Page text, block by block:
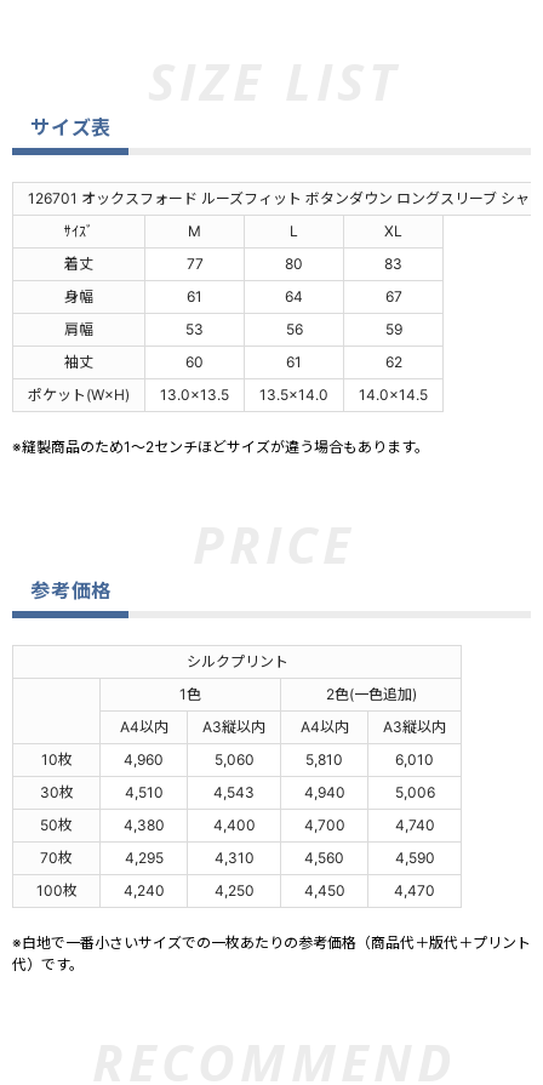
サイズ表
126701 オックスフォード ルーズフィット ボタンダウン ロングスリーブ シャツ
ｻｲｽﾞ
M L
XL
着丈
77 80
83
身幅
61 64
67
肩幅
53 56
59
袖丈
60 61
62
ポケット(W×H)
13.0×13.5 13.5×14.0 14.0×14.5
※縫製商品のため1～2センチほどサイズが違う場合もあります。
参考価格
シルクプリント
1色
2色(一色追加)
A4以内
A3縦以内 A4以内
A3縦以内
10枚
4,960 5,060 5,810
6,010
30枚
4,510 4,543 4,940
5,006
50枚
4,380 4,400 4,700
4,740
70枚
4,295 4,310 4,560
4,590
100枚
4,240 4,250 4,450 4,470
※白地で一番小さいサイズでの一枚あたりの参考価格（商品代＋版代＋プリント
代）です。